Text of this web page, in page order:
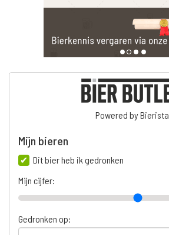
Powered by Bierista
Mijn bieren
Dit bier heb ik gedronken
Mijn cijfer:
Gedronken op: